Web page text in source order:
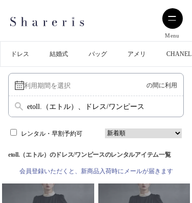
Menu
ドレス 結婚式 バッグ アメリ CHANEL
の間に利用
etoll.（エトル）、ドレス/ワンピース
レンタル・早割予約可
etoll.（エトル）のドレス/ワンピースのレンタルアイテム一覧
会員登録いただくと、新商品入荷時にメールが届きます